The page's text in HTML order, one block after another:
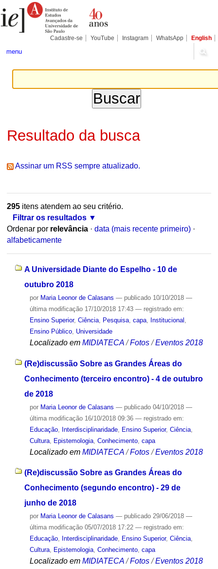
para
conteúdo.
Pessoais
Cadastre-se YouTube Instagram WhatsApp English
menu
Resultado da busca
Assinar um RSS sempre atualizado.
295itens atendem ao seu critério.
Filtrar os resultados
Ordenar por relevância · data (mais recente primeiro) ·
alfabeticamente
A Universidade Diante do Espelho - 10 de
outubro 2018
por Maria Leonor de Calasans — publicado10/10/2018 —
última modificação17/10/2018 17:43 — registrado em:
Ensino Superior, Ciência, Pesquisa, capa, Institucional
Ensino Público, Universidade
Localizado em MIDIATECA /Fotos /Eventos 2018
(Re)discussão Sobre as Grandes Áreas do
Conhecimento (terceiro encontro) - 4 de outubro
de 2018
por Maria Leonor de Calasans — publicado04/10/2018 —
última modificação16/10/2018 09:36 — registrado em:
Educação, Interdisciplinaridade, Ensino Superior, Ciência,
Cultura, Epistemologia, Conhecimento, capa
Localizado em MIDIATECA /Fotos /Eventos 2018
(Re)discussão Sobre as Grandes Áreas do
Conhecimento (segundo encontro) - 29 de
junho de 2018
por Maria Leonor de Calasans — publicado29/06/2018 —
última modificação05/07/2018 17:22 — registrado em:
Educação, Interdisciplinaridade, Ensino Superior, Ciência,
Cultura, Epistemologia, Conhecimento, capa
Localizado em MIDIATECA /Fotos /Eventos 2018